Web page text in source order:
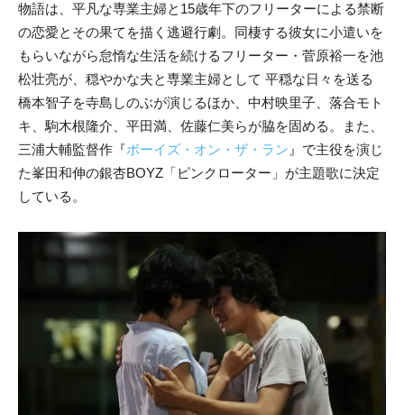
物語は、平凡な専業主婦と15歳年下のフリーターによる禁断
の恋愛とその果てを描く逃避行劇。同棲する彼女に小遣いを
もらいながら怠惰な生活を続けるフリーター・菅原裕一を池
松壮亮が、穏やかな夫と専業主婦として 平穏な日々を送る
橋本智子を寺島しのぶが演じるほか、中村映里子、落合モト
キ、駒木根隆介、平田満、佐藤仁美らが脇を固める。また、
三浦大輔監督作『ボーイズ・オン・ザ・ラン』で主役を演じ
た峯田和伸の銀杏BOYZ「ピンクローター」が主題歌に決定
している。